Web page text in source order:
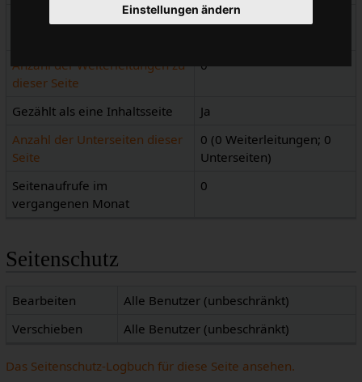
Einstellungen ändern
Indizierung durch
Erlaubt
Anzahl der Weiterleitungen zu
dieser Seite
0
Gezählt als eine Inhaltsseite
Ja
Anzahl der Unterseiten dieser
Seite
0 (0 Weiterleitungen; 0
Unterseiten)
Seitenaufrufe im
vergangenen Monat
0
Seitenschutz
Bearbeiten
Alle Benutzer (unbeschränkt)
Verschieben
Alle Benutzer (unbeschränkt)
Das Seitenschutz-Logbuch für diese Seite ansehen.